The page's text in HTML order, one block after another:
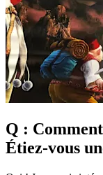
Q :
Étiez-vous